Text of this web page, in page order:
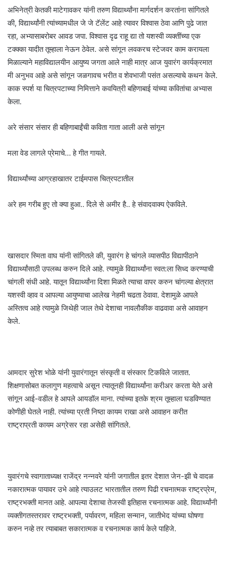
अभिनेत्री केतकी माटेगावकर यांनी तरुण विद्यार्थ्यांना मार्गदर्शन करतांना सांगितले
की, विद्यार्थ्यांनी त्यांच्यामधील जे जे टॅलेंट आहे त्यावर विश्वास ठेवा आणि पुढे जात
रहा, अभ्यासाबरोबर आवड जपा. विश्वास दृढ राहू द्या तो यशस्वी व्यक्तींच्या एक
टक्क्का यादीत तूम्हाला नेऊन ठेवेल. असे सांगून लवकरच स्टेजवर काम करायला
मिळाल्याने महाविद्यालयीन आयुष्‍य जगता आले नाही मात्र आज युवारंग कार्यक्रमात
मी अनुभव आहे असे सांगून जळगावच भरीत व शेवभाजी पसंत असल्याचे कथन केले.
काक स्पर्श या चित्रपटाच्या निमित्ताने कवयित्री बहिणाबाई यांच्या कवितांचा अभ्यास
केला.
अरे संसार संसार ही बहिणाबाईंची कविता गाता आली असे सांगून
मला वेड लागले प्रेमाचे… हे गीत गायले.
विद्यार्थ्यांच्या आग्रहाखातर टाईमपास चित्रपटातील
अरे हम गरीब हुए तो क्या हुआ.. दिले से अमीर है.. हे संवादवाक्य ऐकविले.
खासदार स्मिता वाघ यांनी सांगितले की, युवारंग हे चांगले व्यासपीठ विद्यापीठाने
विद्यार्थ्यांसाठी उपलब्ध करुन दिले आहे. त्यामुळे विद्यार्थ्यांना स्वत:ला सिध्द करण्याची
चांगली संधी आहे. यातून विद्यार्थ्यांना दिशा मिळते त्याचा वापर करुन चांगल्या क्षेत्रात
यशस्वी व्हाव व आपल्या आयुष्याचा आलेख नेहमी चढता ठेवावा. देशामुळे आपले
अस्तित्व आहे त्यामुळे जिथेही जाल तेथे देशाचा नावलौकीक वाढवावा असे आवाहन
केले.
आमदार सुरेश भोळे यांनी युवारंगातून संस्कृती व संस्कार टिकविले जातात.
शिक्षणासोबत कलागुण महत्वाचे असून त्यातूनही विद्यार्थ्यांना करीअर करता येते असे
सांगून आई-वडील हे आपले आयडॉल माना. त्यांच्या इतके श्रम तूम्हाला घडविण्यात
कोणीही घेतले नाही. त्यांच्या प्रती निष्ठा कायम राखा असे आवाहन करीत
राष्ट्राप्रती कायम अग्रेसर रहा असेही सांगितले.
युवारंगचे स्वागाताध्यक्ष राजेंद्र नन्नवरे यांनी जगातील इतर देशात जेन-झी चे वादळ
नकारात्मक पायावर उभे आहे त्याउलट भारतातील तरुण पिढी रचनात्मक राष्ट्रप्रेम,
राष्ट्रभक्ती मानत आहे. आपल्या देशाचा तेजस्वी इतिहास रचनात्मक आहे. विद्यार्थ्यांनी
व्यक्तीगतस्तरावर राष्ट्रभक्ती, पर्यावरण, महिला सन्मान, जातीभेद यांच्या घोषणा
करुन नव्हे तर त्याबाबत सकारात्मक व रचनात्मक कार्य केले पाहिजे.